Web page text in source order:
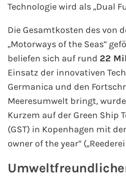
Orient-Kreuzfahrt
Weltreise-Kreuzfahrt
Reedereien
AIDA Cruises
TUI Cruises
MSC Kreuzfahrten
Technologie wird als „Dual
Die Gesamtkosten des von
„Motorways of the Seas“
beliefen sich auf rund 22
Einsatz der innovativen
Germanica und den
Meeresumwelt bringt,
Kurzem auf der Green Ship
(GST) in Kopenhagen mit
owner of the year“